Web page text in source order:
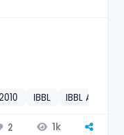
IBBL IBBL Asst.
2 1k